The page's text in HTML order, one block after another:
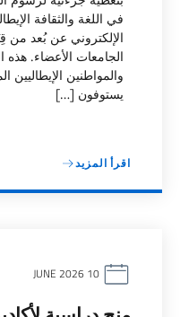
في اللغة والثقافة
الجامعات الأعضاء.
والمواطنين
يستوفون […]
اقرأ المزيد